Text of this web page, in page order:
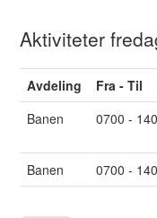
Aktiviteter
Avdeling Fra - Til
Banen
0700 -
Banen
0700 -